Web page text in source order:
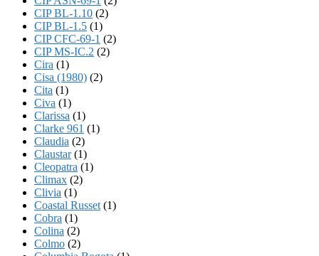
CIP BL-1.10 (2)
CIP BL-1.5 (1)
CIP CFC-69-1 (2)
CIP MS-IC.2 (2)
Cira (1)
Cisa (1980) (2)
Cita (1)
Civa (1)
Clarissa (1)
Clarke 961 (1)
Claudia (2)
Claustar(1)
Cleopatra (1)
Climax (2)
Clivia (1)
Coastal Russet (1)
Cobra (1)
Colina (2)
Colmo (2)